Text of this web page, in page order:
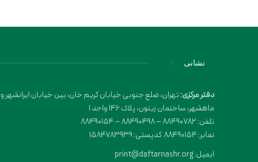
نشانی
دفتر مرکزی:تهران، ضلع جنوبی خیابان کریم خان، بین خیابان ایرانشهر و
ماهشهر، ساختمان زیتون، پلاک 146 واحد 1
تلفن: 88490782 – 88490498 – 88490154
نمابر: 88490154 کدپستی: 1584783939
ایمیل: print@daftarnashr.org